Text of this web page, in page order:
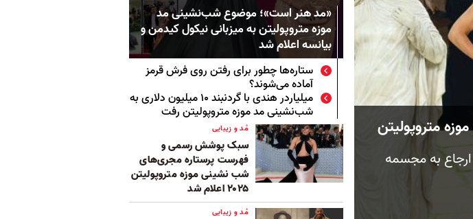
متروپولیتن
به مجسمه
«مد هنر است»؛ موضوع شب‌نشینی مد
موزه متروپولیتن به میزبانی نیکول کیدمن و
بیانسه اعلام شد
ستاره‌ها چطور برای رفتن روی فرش قرمز
آماده می‌شوند؟
میلیاردر هندی با گردنبند ۱۰ میلیون دلاری به
شب‌نشینی مد موزه متروپولیتن رفت
مُد و زیبایی
سبک پوشش رسمی و
فهرست پرستاره مجری‌های
شب نشینی موزه متروپولیتن
۲۰۲۵ اعلام شد
مُد و زیبایی